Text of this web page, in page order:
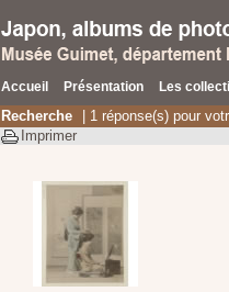
Accueil Présentation Les
Recherche
| 1 réponse(s) pour
Imprimer